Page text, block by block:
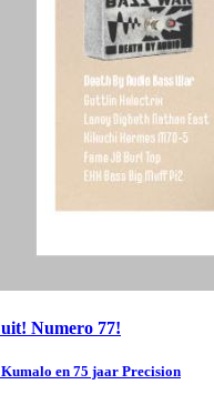
Numero 77!
en 75 jaar Precision